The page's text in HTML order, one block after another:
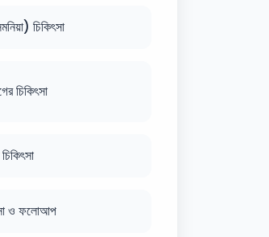
চিকিৎসা
চিকিৎসা
ও ফলোআপ